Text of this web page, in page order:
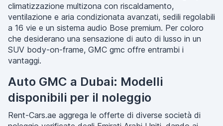
climatizzazione multizona con riscaldamento,
ventilazione e aria condizionata avanzati, sedili regolabili
a 16 vie e un sistema audio Bose premium. Per coloro
che desiderano una sensazione di auto di lusso in un
SUV body-on-frame, GMC gmc offre entrambi i
vantaggi.
Auto GMC a Dubai: Modelli
disponibili per il noleggio
Rent-Cars.ae aggrega le offerte di diverse società di